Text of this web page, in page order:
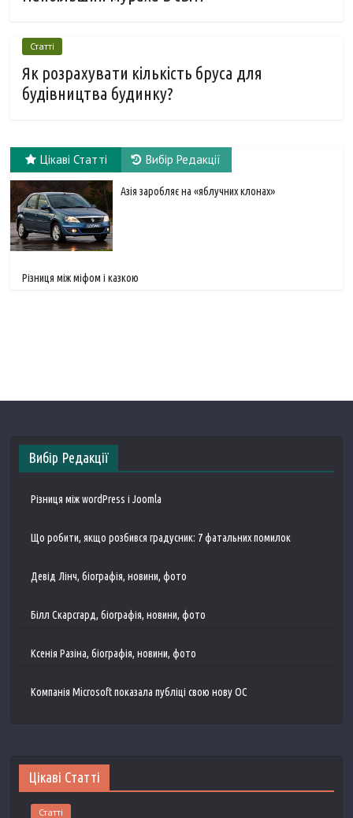
Статті
Як розрахувати кількість бруса для
будівництва будинку?
Цікаві Статті Вибір Редакції
Азія заробляє на «яблучних клонах»
Різниця між міфом і казкою
Вибір Редакції
Різниця між wordPress і Joomla
Що робити, якщо розбився градусник: 7 фатальних помилок
Девід Лінч, біографія, новини, фото
Білл Скарсгард, біографія, новини, фото
Ксенія Разіна, біографія, новини, фото
Компанія Microsoft показала публіці свою нову ОС
Цікаві Статті
Статті